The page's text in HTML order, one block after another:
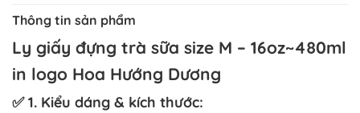
Thông tin sản phẩm
Ly giấy đựng trà sữa size M – 16oz~480ml
in logo Hoa Hướng Dương
✅ 1. Kiểu dáng & kích thước: